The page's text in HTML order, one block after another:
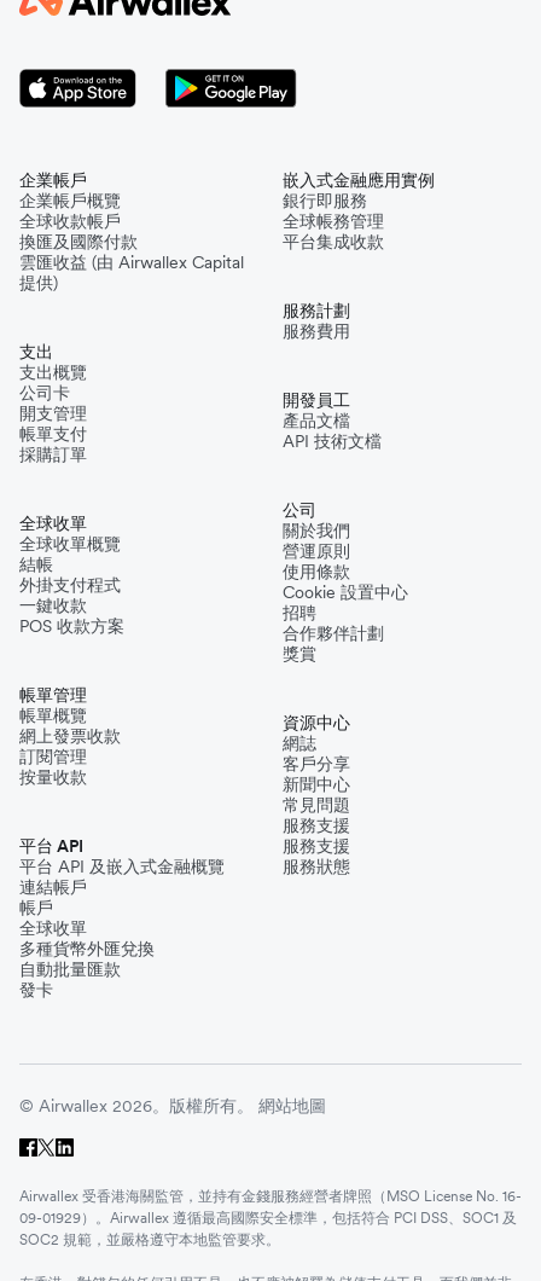
企業帳戶
企業帳戶概覽
全球收款帳戶
換匯及國際付款
雲匯收益 (由 Airwallex Capital
提供)
支出
支出概覽
公司卡
開支管理
帳單支付
採購訂單
全球收單
全球收單概覽
結帳
外掛支付程式
一鍵收款
POS 收款方案
帳單管理
帳單概覽
網上發票收款
訂閱管理
按量收款
平台 API
平台 API 及嵌入式金融概覽
連結帳戶
帳戶
全球收單
多種貨幣外匯兌換
自動批量匯款
發卡
嵌入式金融應用實例
銀行即服務
全球帳務管理
平台集成收款
服務計劃
服務費用
開發員工
產品文檔
API 技術文檔
公司
關於我們
營運原則
使用條款
Cookie 設置中心
招聘
合作夥伴計劃
獎賞
資源中心
網誌
客戶分享
新聞中心
常見問題
服務支援
服務支援
服務狀態
© Airwallex 2026。版權所有。 網站地圖
Airwallex 受香港海關監管，並持有金錢服務經營者牌照（MSO License No. 16-
09-01929）。Airwallex 遵循最高國際安全標準，包括符合 PCI DSS、SOC1 及
SOC2 規範，並嚴格遵守本地監管要求。